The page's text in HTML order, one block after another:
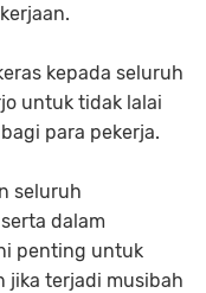
kepada seluruh
untuk tidak lalai
para pekerja.
seluruh
dalam
penting untuk
jika terjadi musibah